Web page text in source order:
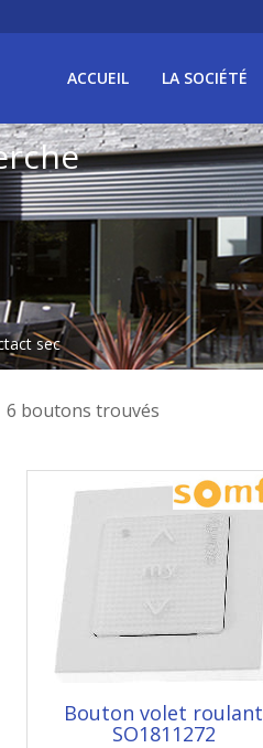
ACCUEIL LA SOCIÉTÉ
sec
6 boutons trouvés
Bouton volet roulant
SO1811272